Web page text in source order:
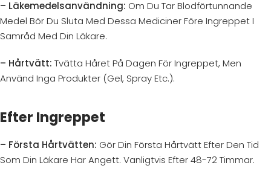
– Läkemedelsanvändning: Om Du Tar Blodförtunnande
Medel Bör Du Sluta Med Dessa Mediciner Före Ingreppet I
Samråd Med Din Läkare.
– Hårtvätt: Tvätta Håret På Dagen För Ingreppet, Men
Använd Inga Produkter (gel, Spray Etc.).
Efter Ingreppet
– Första Hårtvätten: Gör Din Första Hårtvätt Efter Den Tid
Som Din Läkare Har Angett. Vanligtvis Efter 48-72 Timmar.